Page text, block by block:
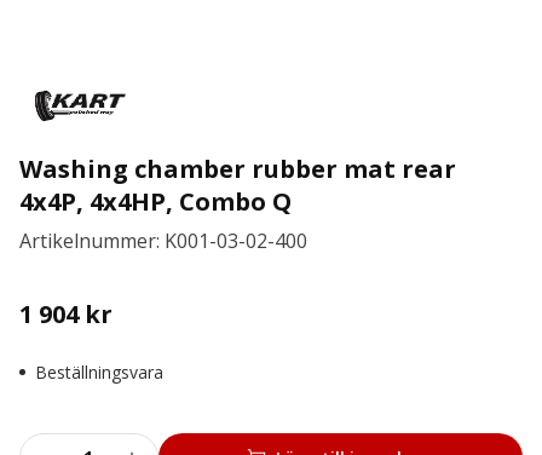
Washing chamber rubber mat rear
4x4P, 4x4HP, Combo Q
Artikelnummer: K001-03-02-400
1 904 kr
Beställningsvara
Washing